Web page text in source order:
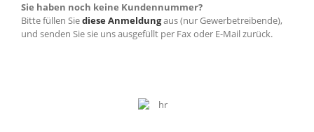
Sie haben noch keine Kundennummer?
Bitte füllen Siediese Anmeldungaus (nur Gewerbetreibende),
und senden Sie sie uns ausgefüllt per Fax oder E-Mail zurück.